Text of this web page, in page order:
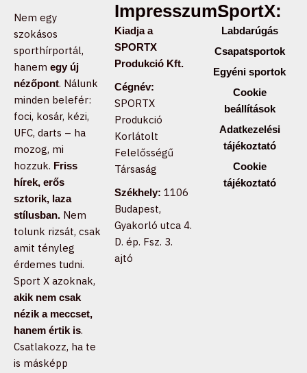
Nem egy
szokásos
sporthírportál,
hanem egy új
nézőpont. Nálunk
minden belefér:
foci, kosár, kézi,
UFC, darts – ha
mozog, mi
hozzuk. Friss
hírek, erős
sztorik, laza
stílusban. Nem
tolunk rizsát, csak
amit tényleg
érdemes tudni.
Sport X azoknak,
akik nem csak
nézik a meccset,
hanem értik is.
Csatlakozz, ha te
is másképp
Impresszum:
Kiadja a
SPORTX
Produkció Kft.
Cégnév:
SPORTX
Produkció
Korlátolt
Felelősségű
Társaság
Székhely: 1106
Budapest,
Gyakorló utca 4.
D. ép. Fsz. 3.
ajtó
SportX:
Labdarúgás
Csapatsportok
Egyéni sportok
Cookie
beállítások
Adatkezelési
tájékoztató
Cookie
tájékoztató